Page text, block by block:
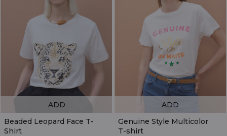
Beaded Leopard Face T-
Shirt
ADD
Genuine Style Multicolor
T-shirt
ADD